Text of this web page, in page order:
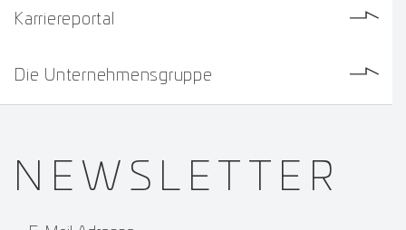
Karriereportal
Die Unternehmensgruppe
NEWS­ LETTER
E-Mail Adresse